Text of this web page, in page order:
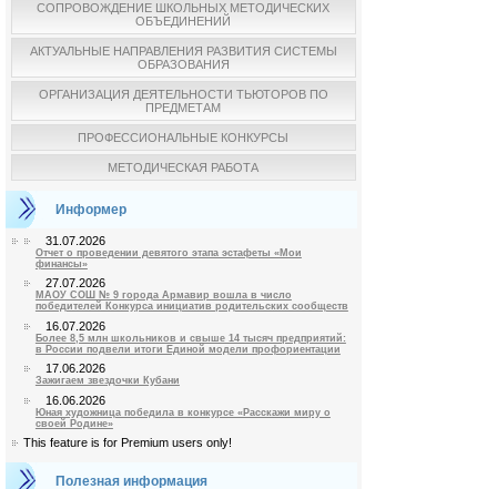
СОПРОВОЖДЕНИЕ ШКОЛЬНЫХ МЕТОДИЧЕСКИХ
ОБЪЕДИНЕНИЙ
АКТУАЛЬНЫЕ НАПРАВЛЕНИЯ РАЗВИТИЯ СИСТЕМЫ
ОБРАЗОВАНИЯ
ОРГАНИЗАЦИЯ ДЕЯТЕЛЬНОСТИ ТЬЮТОРОВ ПО
ПРЕДМЕТАМ
ПРОФЕССИОНАЛЬНЫЕ КОНКУРСЫ
МЕТОДИЧЕСКАЯ РАБОТА
Информер
31.07.2026
Отчет о проведении девятого этапа эстафеты «Мои
финансы»
27.07.2026
МАОУ СОШ № 9 города Армавир вошла в число
победителей Конкурса инициатив родительских сообществ
16.07.2026
Более 8,5 млн школьников и свыше 14 тысяч предприятий:
в России подвели итоги Единой модели профориентации
17.06.2026
Зажигаем звездочки Кубани
16.06.2026
Юная художница победила в конкурсе «Расскажи миру о
своей Родине»
This feature is for Premium users only!
Полезная информация